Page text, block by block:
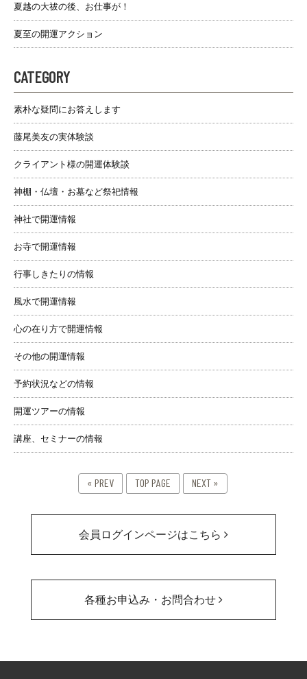
夏越の大祓の後、お仕事が！
夏至の開運アクション
CATEGORY
素朴な疑問にお答えします
藤尾美友の実体験談
クライアント様の開運体験談
神棚・仏壇・お墓など祭祀情報
神社で開運情報
お寺で開運情報
行事しきたりの情報
風水で開運情報
心の在り方で開運情報
その他の開運情報
予約状況などの情報
開運ツアーの情報
講座、セミナーの情報
« PREV TOP PAGE NEXT »
会員ログインページはこちら
各種お申込み・お問合わせ